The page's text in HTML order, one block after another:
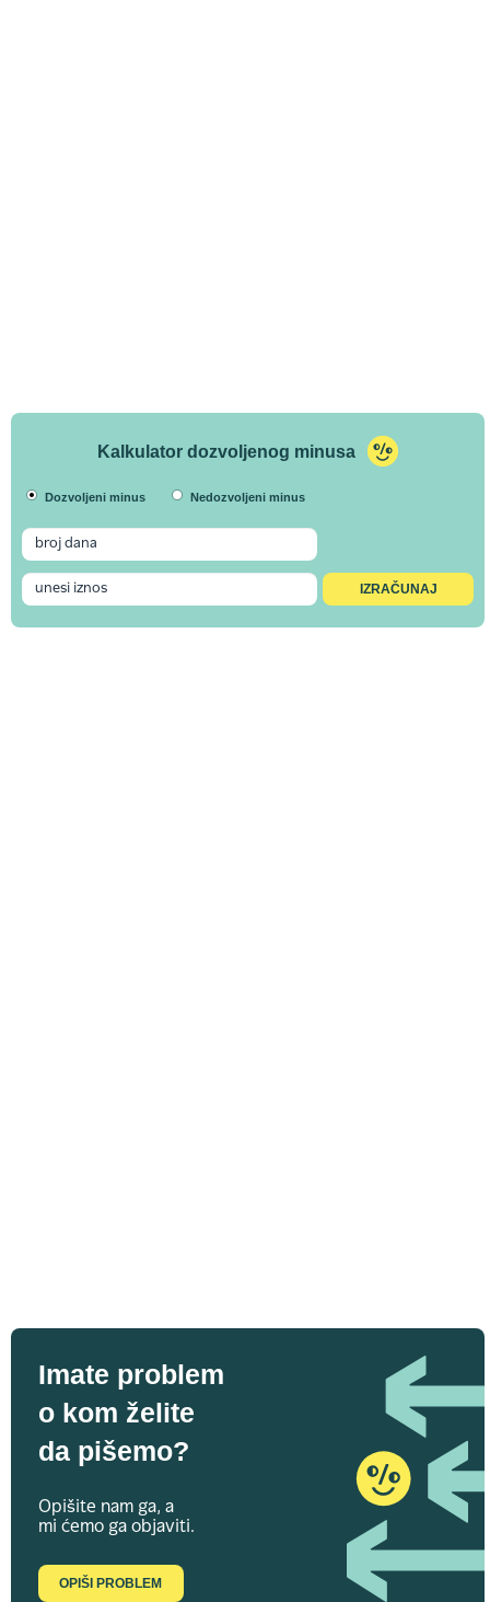
Kalkulator dozvoljenog minusa
Dozvoljeni minus Nedozvoljeni minus
Imate problem
o kom želite
da pišemo?
Opišite nam ga, a
mi ćemo ga objaviti.
OPIŠI PROBLEM